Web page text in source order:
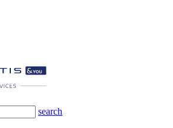
search